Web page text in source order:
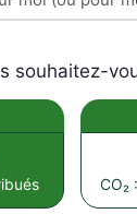
souhaitez-
CO₂